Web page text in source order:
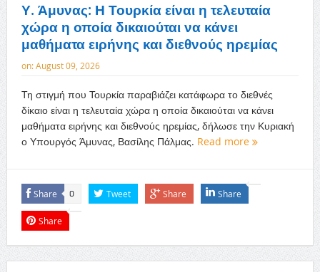
Υ. Άμυνας: Η Τουρκία είναι η τελευταία
χώρα η οποία δικαιούται να κάνει
μαθήματα ειρήνης και διεθνούς ηρεμίας
on:August 09, 2026
Τη στιγμή που Τουρκία παραβιάζει κατάφωρα το διεθνές
δίκαιο είναι η τελευταία χώρα η οποία δικαιούται να κάνει
μαθήματα ειρήνης και διεθνούς ηρεμίας, δήλωσε την Κυριακή
ο Υπουργός Άμυνας, Βασίλης Πάλμας. Read more
Share 0 Tweet Share Share
Share